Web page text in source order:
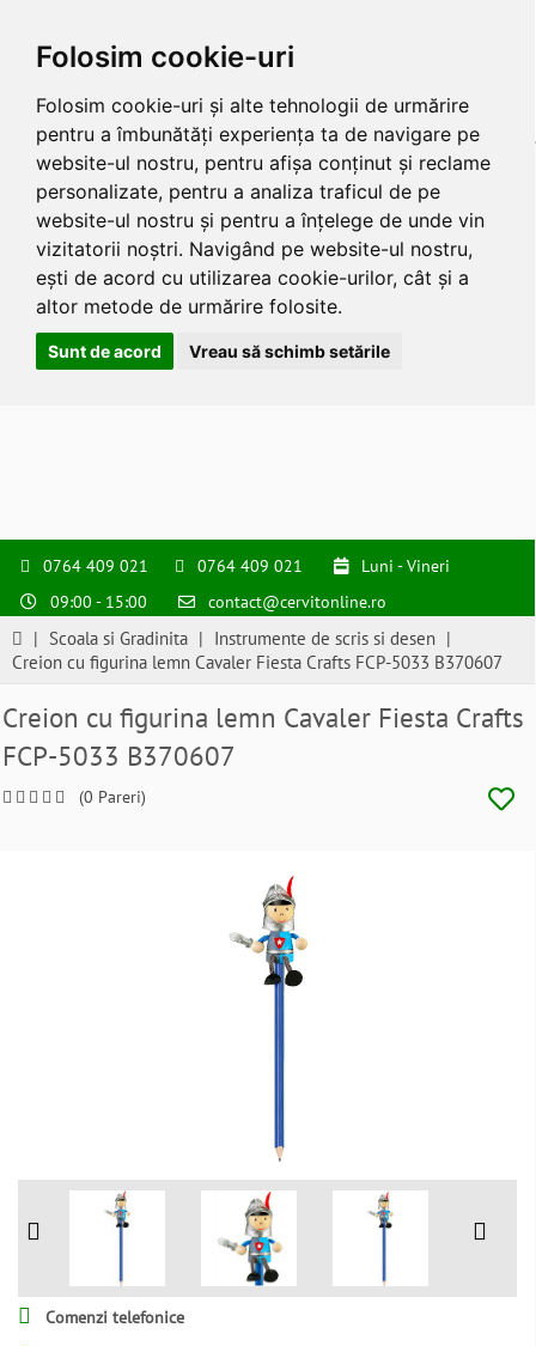
Folosim cookie-uri
Folosim cookie-uri și alte tehnologii de urmărire
pentru a îmbunătăți experiența ta de navigare pe
website-ul nostru, pentru afișa conținut și reclame
personalizate, pentru a analiza traficul de pe
website-ul nostru și pentru a înțelege de unde vin
vizitatorii noștri. Navigând pe website-ul nostru,
ești de acord cu utilizarea cookie-urilor, cât și a
altor metode de urmărire folosite.
Sunt de acord Vreau să schimb setările
0764 409 021 0764 409 021
Luni - Vineri
09:00 - 15:00
contact@cervitonline.ro
| Scoala si Gradinita | Instrumente de scris si desen |
Creion cu figurina lemn Cavaler Fiesta Crafts FCP-5033 B370607
Creion cu figurina lemn Cavaler Fiesta Crafts
FCP-5033 B370607
(0 Pareri)
Comenzi telefonice